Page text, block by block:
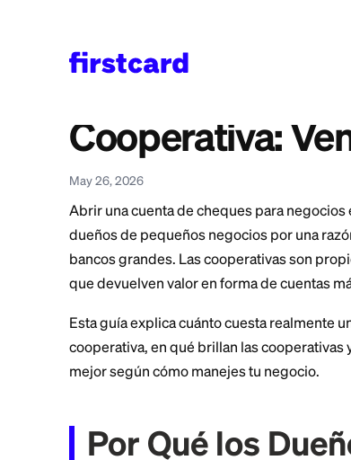
Home>Learn
Cuenta de
May 26, 2026
Abrir una cuenta de cheques
dueños de pequeños negocios
que devuelven valor en forma
Esta guía explica cuánto cuesta
mejor según cómo manejes tu